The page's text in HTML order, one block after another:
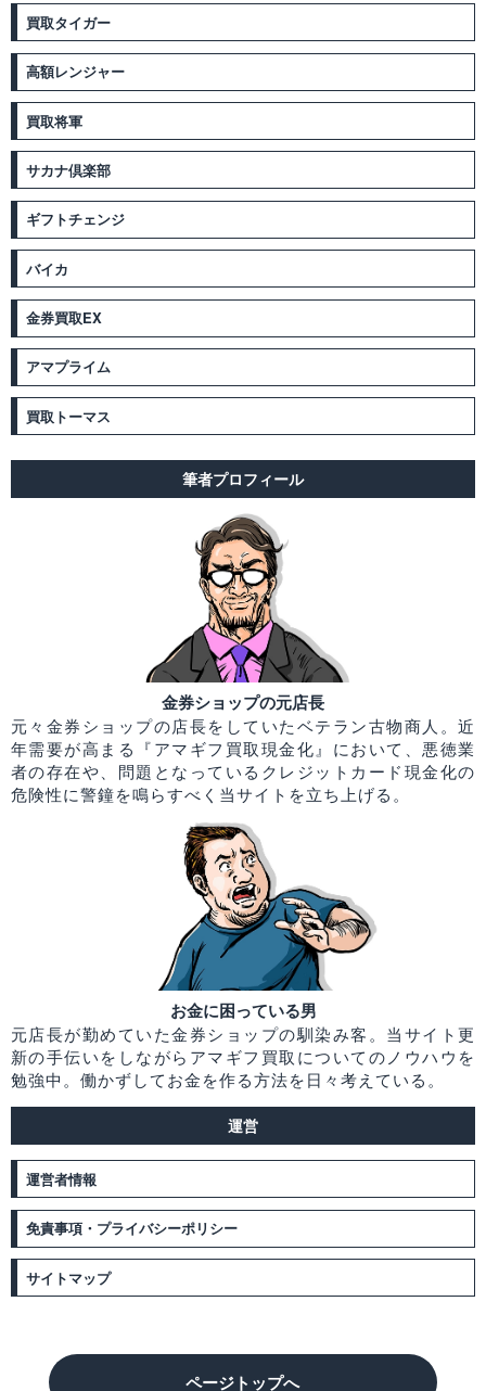
買取タイガー
高額レンジャー
買取将軍
サカナ倶楽部
ギフトチェンジ
バイカ
金券買取EX
アマプライム
買取トーマス
筆者プロフィール
金券ショップの元店長
元々金券ショップの店長をしていたベテラン古物商人。近
年需要が高まる『アマギフ買取現金化』において、悪徳業
者の存在や、問題となっているクレジットカード現金化の
危険性に警鐘を鳴らすべく当サイトを立ち上げる。
お金に困っている男
元店長が勤めていた金券ショップの馴染み客。当サイト更
新の手伝いをしながらアマギフ買取についてのノウハウを
勉強中。働かずしてお金を作る方法を日々考えている。
運営
運営者情報
免責事項・プライバシーポリシー
サイトマップ
ページトップへ